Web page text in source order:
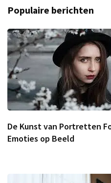
Populaire berichten
De Kunst van Portretten
Emoties op Beeld